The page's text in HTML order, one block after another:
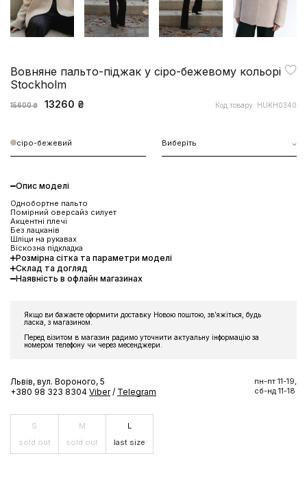
Вовняне пальто-піджак у сіро-бежевому кольорі
Stockholm
15600 ₴ 13260 ₴ Код товару: HUKH0340
сіро-бежевий Виберіть
Опис моделі
Однобортне пальто
Помірний оверсайз силует
Акцентні плечі
Без лацканів
Шліци на рукавах
Віскозна підкладка
Розмірна сітка та параметри моделі
Склад та догляд
Наявність в офлайн магазинах
Якщо ви бажаєте оформити доставку Новою поштою, звʼяжіться, будь
ласка, з магазином.
Перед візитом в магазин радимо уточнити актуальну інформацію за
номером телефону чи через месенджери.
Львів, вул. Вороного, 5
+380 98 323 8304 Viber / Telegram
пн-пт 11-19,
сб-нд 11-18
S
sold out
M
sold out
L
last size
ЗНИЖКА 10% НА ПЕРШЕ
ЗАМОВЛЕННЯ
ексклюзивних пропозицій бренду
ПІДПИСАТИСЬ ЗАРАЗ